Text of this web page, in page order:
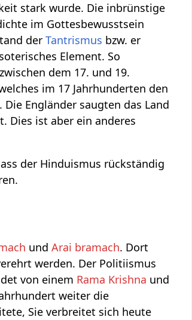
stark wurde. Die inbrünstige
im Gottesbewusstsein
derTantrismus bzw. er
Element. So
dem 17. und 19.
im 17 Jahrhunderten den
Engländer saugten das Land
Dies ist aber ein anderes
der Hinduismus rückständig
undArai bramach. Dort
werden. Der Politiismus
von einem Rama Krishna und
weiter die
Sie verbreitet sich heute